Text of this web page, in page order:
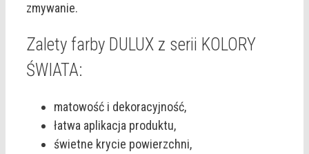
zmywanie.
Zalety farby DULUX z serii KOLORY
ŚWIATA:
matowość i dekoracyjność,
łatwa aplikacja produktu,
świetne krycie powierzchni,